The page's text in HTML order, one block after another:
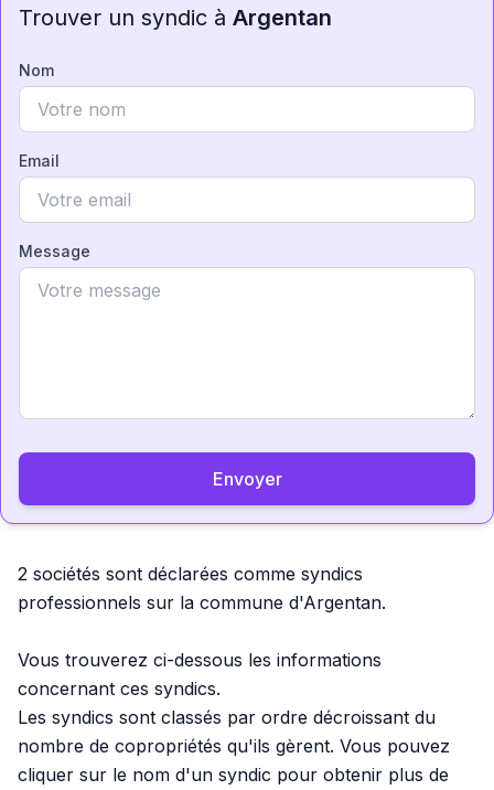
Trouver un syndic à Argentan
Nom
Email
Message
Envoyer
2 sociétés sont déclarées comme syndics
professionnels sur la commune d'Argentan.
Vous trouverez ci-dessous les informations
concernant ces syndics.
Les syndics sont classés par ordre décroissant du
nombre de copropriétés qu'ils gèrent. Vous pouvez
cliquer sur le nom d'un syndic pour obtenir plus de